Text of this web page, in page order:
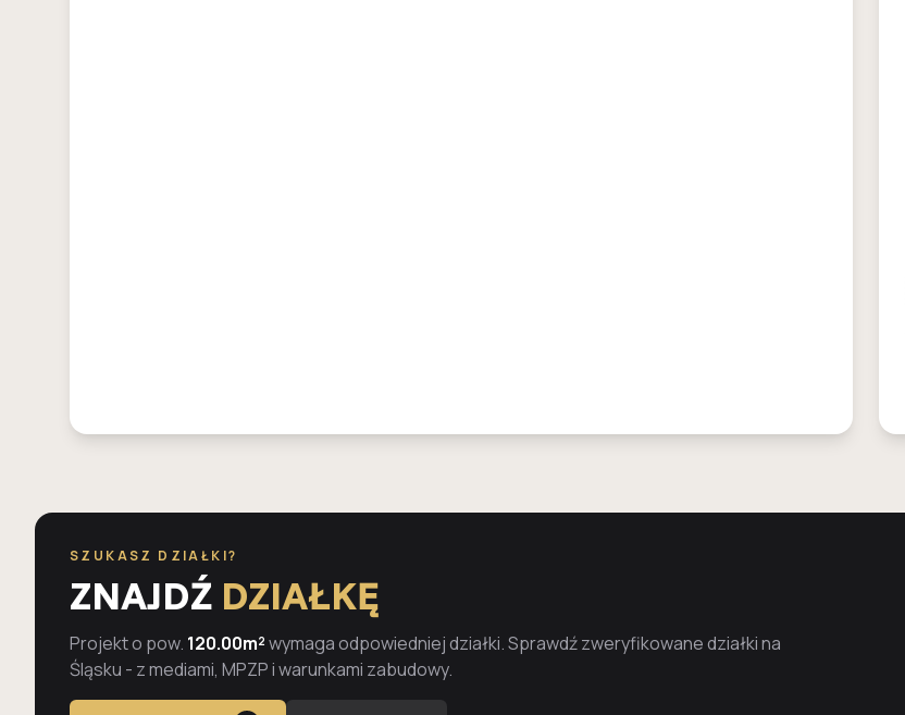
SZUKASZ DZIAŁKI?
ZNAJDŹ DZIAŁKĘ
Projekt o pow. 120.00m²wymaga odpowiedniej działki. Sprawdź zweryfikowane działki na
Śląsku - z mediami, MPZP i warunkami zabudowy.